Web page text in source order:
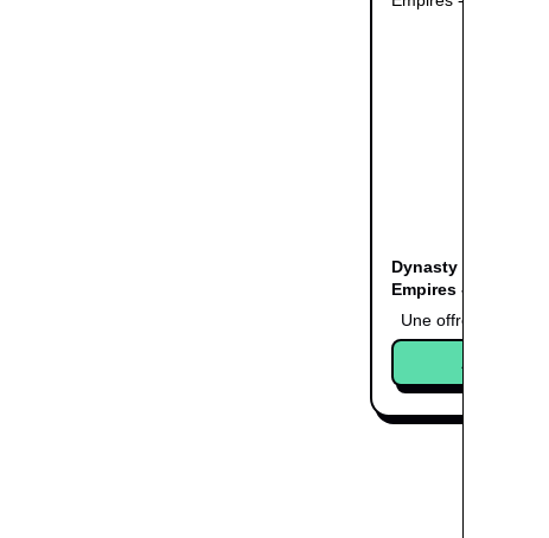
Dynasty Warriors 6 :
Empires - X Box 360
Une offre
Acheter